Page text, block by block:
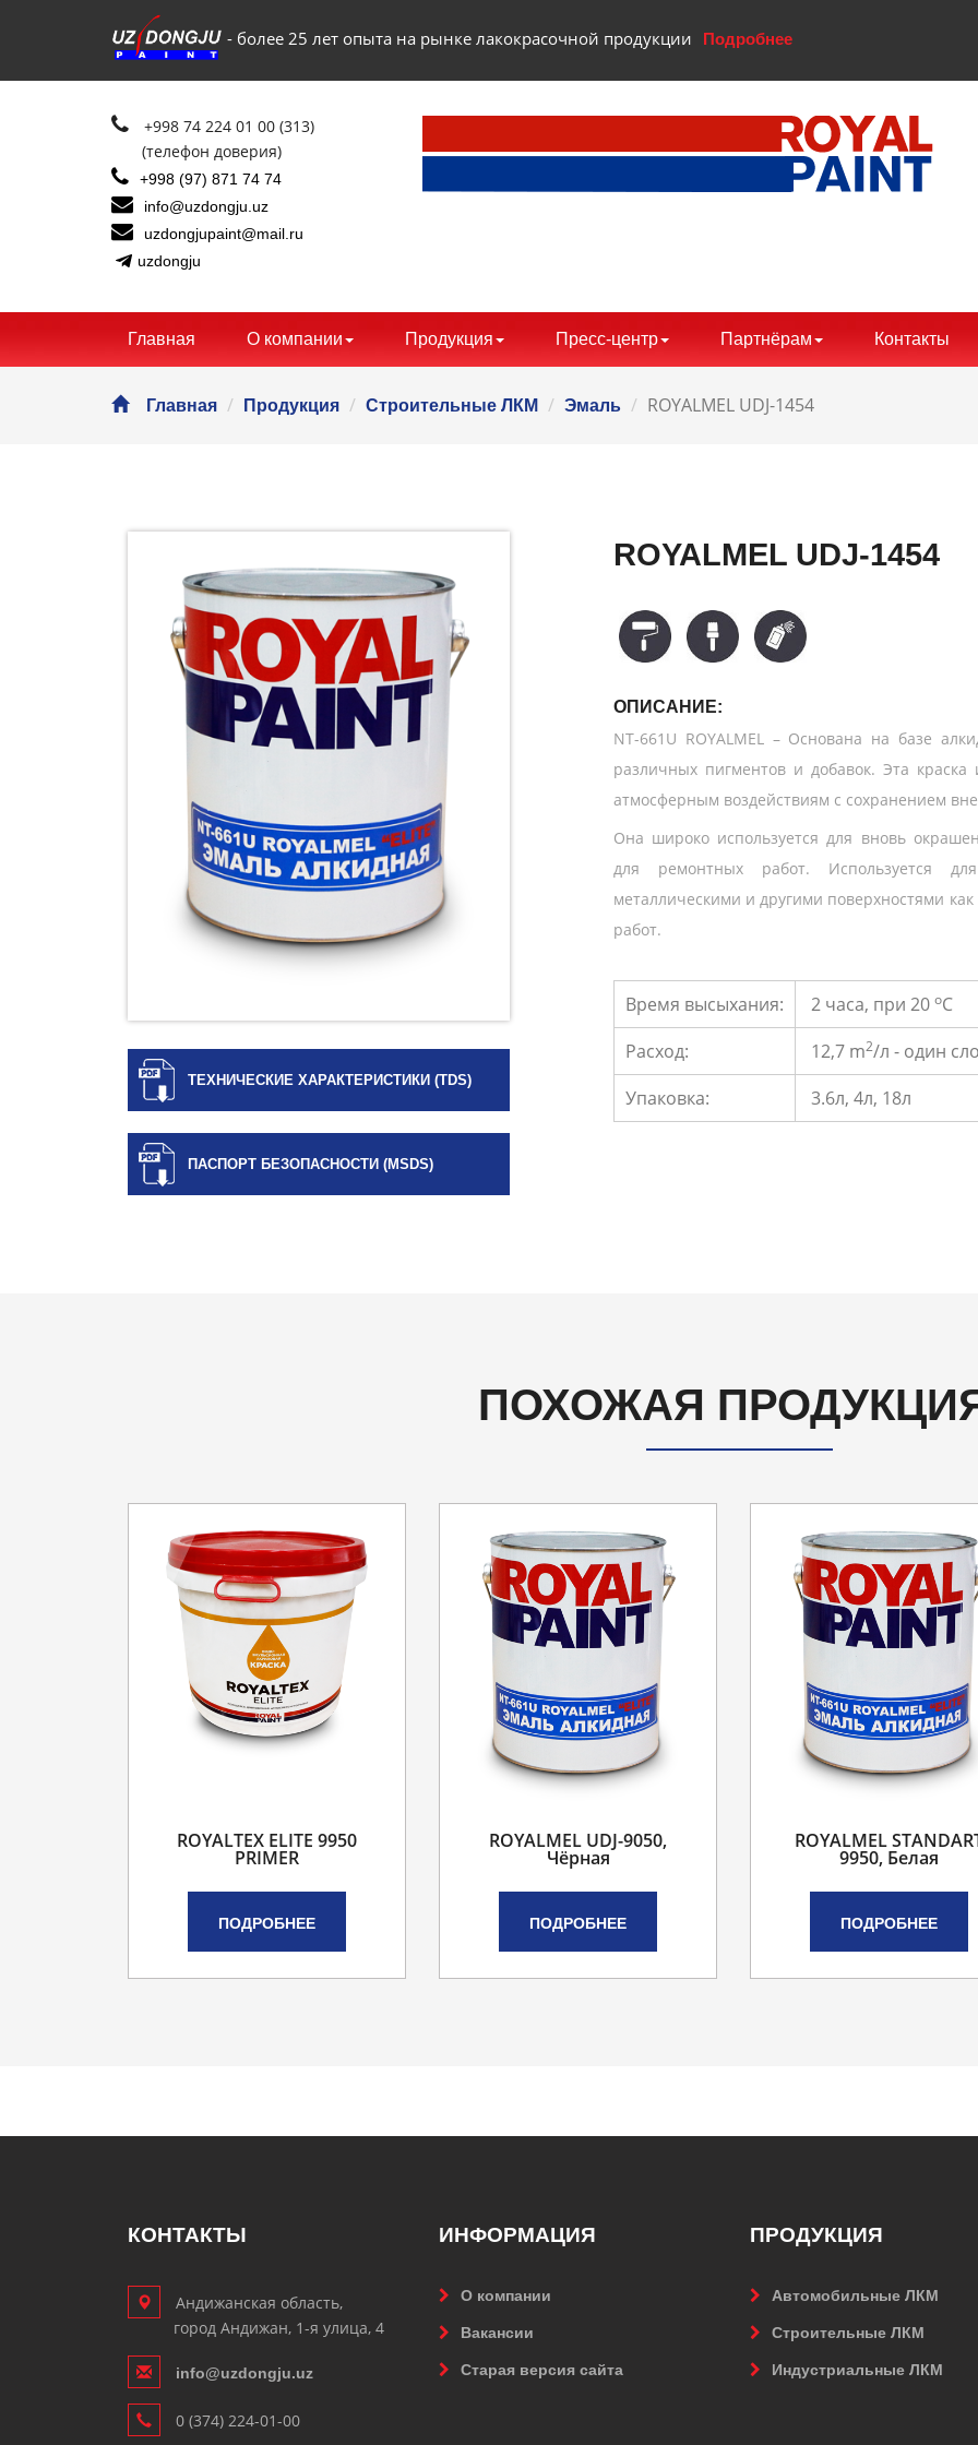
- более 25 лет опыта на рынке лакокрасочной продукции Подробнее
+998 74 224 01 00 (313)
(телефон доверия)
+998 (97) 871 74 74
info@uzdongju.uz
uzdongjupaint@mail.ru
uzdongju
Главная О компании Продукция Пресс-центр Партнёрам Контакты
Главная Продукция Строительные ЛКМ Эмаль ROYALMEL UDJ-1454
ТЕХНИЧЕСКИЕ ХАРАКТЕРИСТИКИ (TDS)
ПАСПОРТ БЕЗОПАСНОСТИ (MSDS)
ROYALMEL UDJ-1454
ОПИСАНИЕ:
NT-661U ROYALMEL – Основана на базе
различных пигментов и добавок. Эта
атмосферным воздействиям с сохранением
Она широко используется для вновь
для ремонтных работ. Используется
металлическими и другими поверхностями
работ.
Время высыхания: 2 часа, при 20 оС
Расход:
12,7 m2/л - один
Упаковка:
3.6л, 4л, 18л
ПОХОЖАЯ
ROYALTEX ELITE 9950
PRIMER
ПОДРОБНЕЕ
ROYALMEL UDJ-9050,
Чёрная
ПОДРОБНЕЕ
ROYALMEL
9950, Белая
ПОДРОБНЕЕ
КОНТАКТЫ
Андижанская область,
город Андижан, 1-я улица, 4
info@uzdongju.uz
0 (374) 224-01-00
ИНФОРМАЦИЯ
О компании
Вакансии
Старая версия сайта
ПРОДУКЦИЯ
Автомобильные ЛКМ
Строительные ЛКМ
Индустриальные ЛКМ